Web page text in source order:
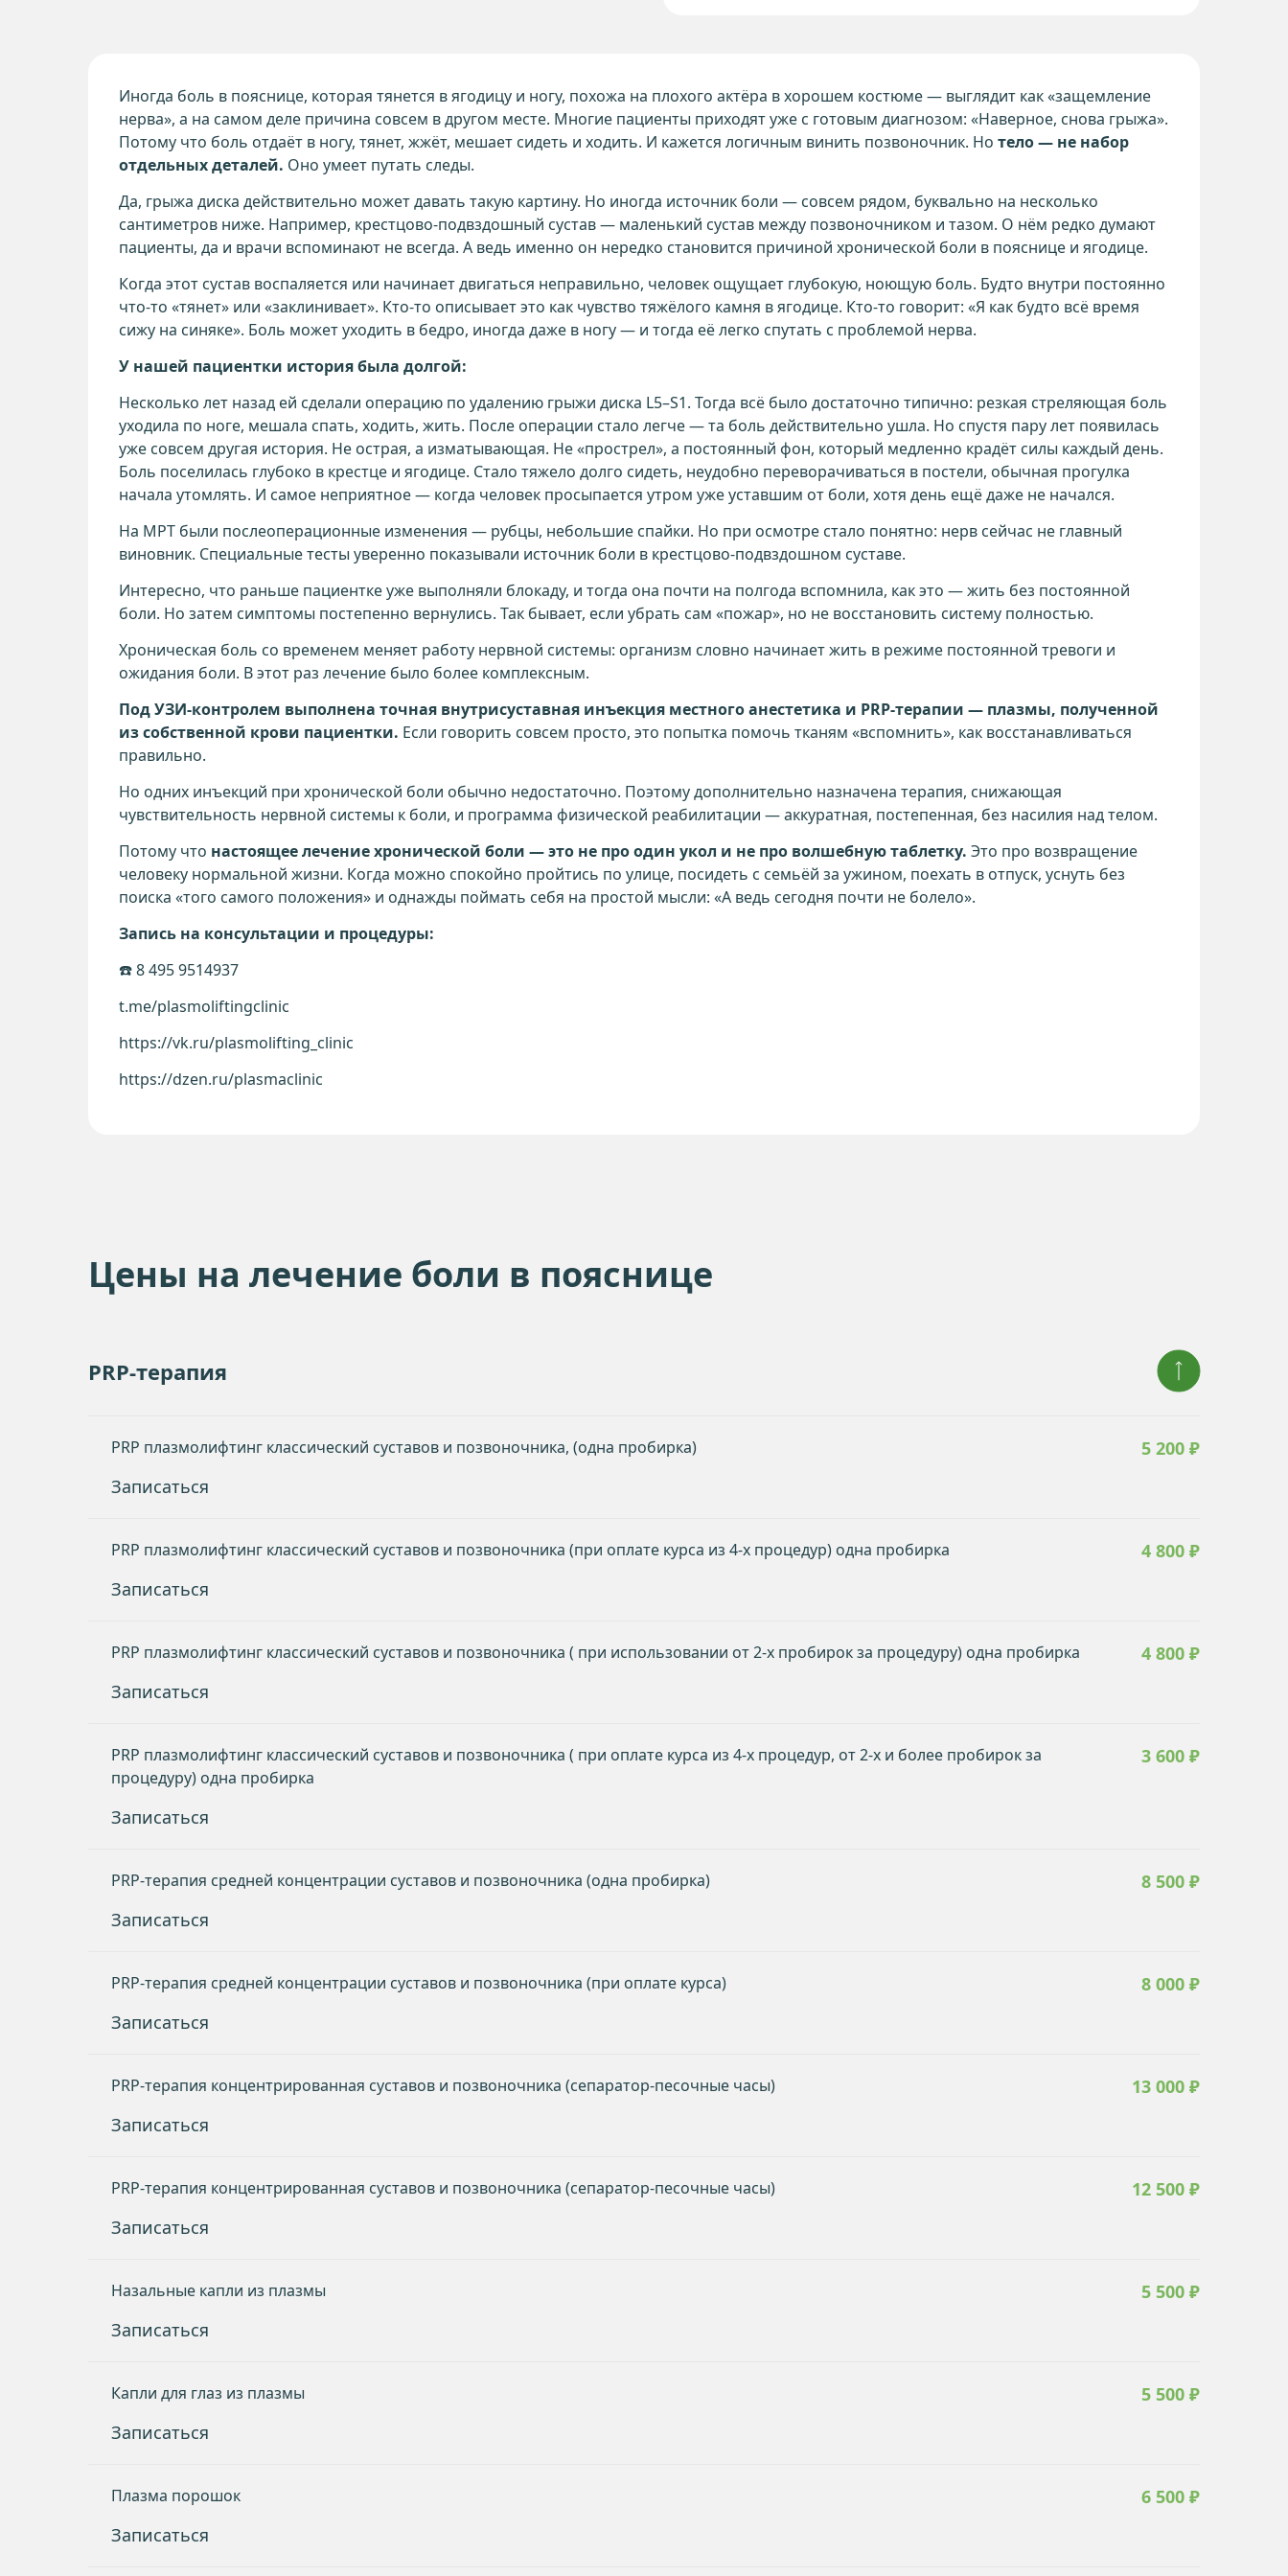
Иногда боль в пояснице, которая тянется в ягодицу и ногу, похожа на плохого актёра в хорошем костюме — выглядит как «защемление
нерва», а на самом деле причина совсем в другом месте. Многие пациенты приходят уже с готовым диагнозом: «Наверное, снова грыжа».
Потому что боль отдаёт в ногу, тянет, жжёт, мешает сидеть и ходить. И кажется логичным винить позвоночник. Но тело — не набор
отдельных деталей. Оно умеет путать следы.
Да, грыжа диска действительно может давать такую картину. Но иногда источник боли — совсем рядом, буквально на несколько
сантиметров ниже. Например, крестцово-подвздошный сустав — маленький сустав между позвоночником и тазом. О нём редко думают
пациенты, да и врачи вспоминают не всегда. А ведь именно он нередко становится причиной хронической боли в пояснице и ягодице.
Когда этот сустав воспаляется или начинает двигаться неправильно, человек ощущает глубокую, ноющую боль. Будто внутри постоянно
что-то «тянет» или «заклинивает». Кто-то описывает это как чувство тяжёлого камня в ягодице. Кто-то говорит: «Я как будто всё время
сижу на синяке». Боль может уходить в бедро, иногда даже в ногу — и тогда её легко спутать с проблемой нерва.
У нашей пациентки история была долгой:
Несколько лет назад ей сделали операцию по удалению грыжи диска L5–S1. Тогда всё было достаточно типично: резкая стреляющая боль
уходила по ноге, мешала спать, ходить, жить. После операции стало легче — та боль действительно ушла. Но спустя пару лет появилась
уже совсем другая история. Не острая, а изматывающая. Не «прострел», а постоянный фон, который медленно крадёт силы каждый день.
Боль поселилась глубоко в крестце и ягодице. Стало тяжело долго сидеть, неудобно переворачиваться в постели, обычная прогулка
начала утомлять. И самое неприятное — когда человек просыпается утром уже уставшим от боли, хотя день ещё даже не начался.
На МРТ были послеоперационные изменения — рубцы, небольшие спайки. Но при осмотре стало понятно: нерв сейчас не главный
виновник. Специальные тесты уверенно показывали источник боли в крестцово-подвздошном суставе.
Интересно, что раньше пациентке уже выполняли блокаду, и тогда она почти на полгода вспомнила, как это — жить без постоянной
боли. Но затем симптомы постепенно вернулись. Так бывает, если убрать сам «пожар», но не восстановить систему полностью.
Хроническая боль со временем меняет работу нервной системы: организм словно начинает жить в режиме постоянной тревоги и
ожидания боли. В этот раз лечение было более комплексным.
Под УЗИ-контролем выполнена точная внутрисуставная инъекция местного анестетика и PRP-терапии — плазмы, полученной
из собственной крови пациентки. Если говорить совсем просто, это попытка помочь тканям «вспомнить», как восстанавливаться
правильно.
Но одних инъекций при хронической боли обычно недостаточно. Поэтому дополнительно назначена терапия, снижающая
чувствительность нервной системы к боли, и программа физической реабилитации — аккуратная, постепенная, без насилия над телом.
Потому что настоящее лечение хронической боли — это не про один укол и не про волшебную таблетку. Это про возвращение
человеку нормальной жизни. Когда можно спокойно пройтись по улице, посидеть с семьёй за ужином, поехать в отпуск, уснуть без
поиска «того самого положения» и однажды поймать себя на простой мысли: «А ведь сегодня почти не болело».
Запись на консультации и процедуры:
☎️ 8 495 9514937
t.me/plasmoliftingclinic
https://vk.ru/plasmolifting_clinic
https://dzen.ru/plasmaclinic
Цены на лечение боли в пояснице
PRP-терапия
PRP плазмолифтинг классический суставов и позвоночника, (одна пробирка)
Записаться
5 200 ₽
PRP плазмолифтинг классический суставов и позвоночника (при оплате курса из 4-х процедур) одна пробирка
Записаться
4 800 ₽
PRP плазмолифтинг классический суставов и позвоночника ( при использовании от 2-х пробирок за процедуру) одна пробирка
Записаться
4 800 ₽
PRP плазмолифтинг классический суставов и позвоночника ( при оплате курса из 4-х процедур, от 2-х и более пробирок за
процедуру) одна пробирка
Записаться
3 600 ₽
PRP-терапия средней концентрации суставов и позвоночника (одна пробирка)
Записаться
8 500 ₽
PRP-терапия средней концентрации суставов и позвоночника (при оплате курса)
Записаться
8 000 ₽
PRP-терапия концентрированная суставов и позвоночника (сепаратор-песочные часы)
Записаться
13 000 ₽
PRP-терапия концентрированная суставов и позвоночника (сепаратор-песочные часы)
Записаться
12 500 ₽
Назальные капли из плазмы
Записаться
5 500 ₽
Капли для глаз из плазмы
Записаться
5 500 ₽
Плазма порошок
Записаться
6 500 ₽